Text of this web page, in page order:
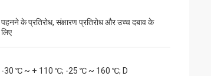
पहनने के प्रतिरोध, संक्षारण प्रतिरोध और उच्च दबाव के
लिए
-30 ℃ ~ + 110 ℃; -25 ℃ ~ 160 ℃; D